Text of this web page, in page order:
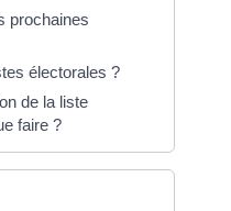
prochaines
électorales ?
de la liste
faire ?